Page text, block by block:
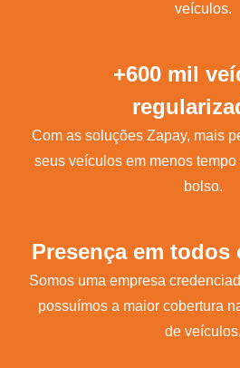
veículos.
+600 mil
Com as soluções Zapay, mais
seus veículos em menos
bolso.
Presença em todos
Somos uma empresa
possuímos a maior cobertura
de veículos.